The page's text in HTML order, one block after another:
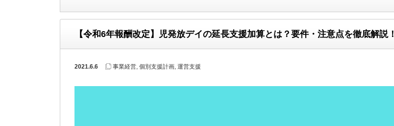
【令和6年報酬改定】児発放デイの延長支援加算とは？要件・注意点を徹底解説！
2021.6.6 事業経営, 個別支援計画, 運営支援